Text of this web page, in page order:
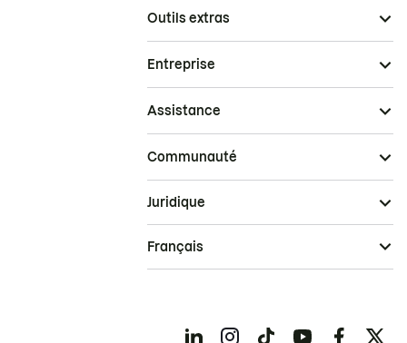
Outils extras
Entreprise
Assistance
Communauté
Juridique
Français